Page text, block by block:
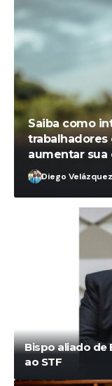
Saiba como
aumentar
Diego Velázquez
Bispo aliado de
ao STF